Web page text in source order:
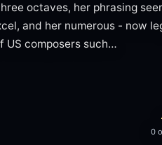
octaves, her phrasing
and her numerous - now
US composers such…
0